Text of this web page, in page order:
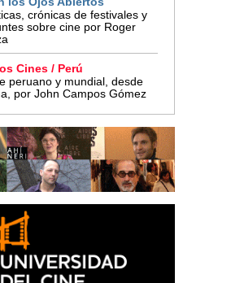
crónicas de festivales y
sobre cine por Roger
Cines / Perú
peruano y mundial, desde
por John Campos Gómez